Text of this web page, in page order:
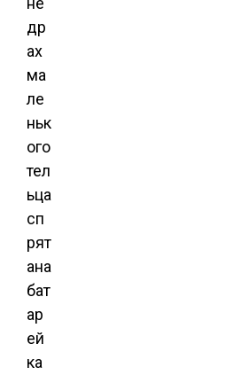
др
ах
ма
ле
ньк
ого
тел
ьца
сп
рят
ана
бат
ар
ей
ка